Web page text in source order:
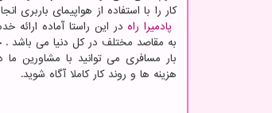
کار را با استفاده از هواپیمای باربری
پادمیرا راه در این راستا آماده ارائه
به مقاصد مختلف در کل دنیا می باشد
بار مسافری می توانید با مشاورین ما
هزینه ها و روند کار کاملا آگاه شوید.